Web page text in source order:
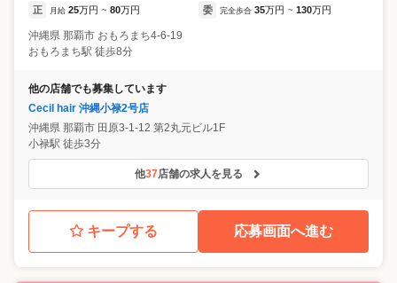
正 月給 25万円 ~ 80万円 委 完全歩合 35万円 ~ 130万円
沖縄県 那覇市 おもろまち4-6-19
おもろまち駅 徒歩8分
他の店舗でも募集しています
Cecil hair 沖縄小禄2号店
沖縄県 那覇市 田原3-1-12 第2丸元ビル1F
小禄駅 徒歩3分
他37店舗の求人を見る
キープする 応募画面へ進む